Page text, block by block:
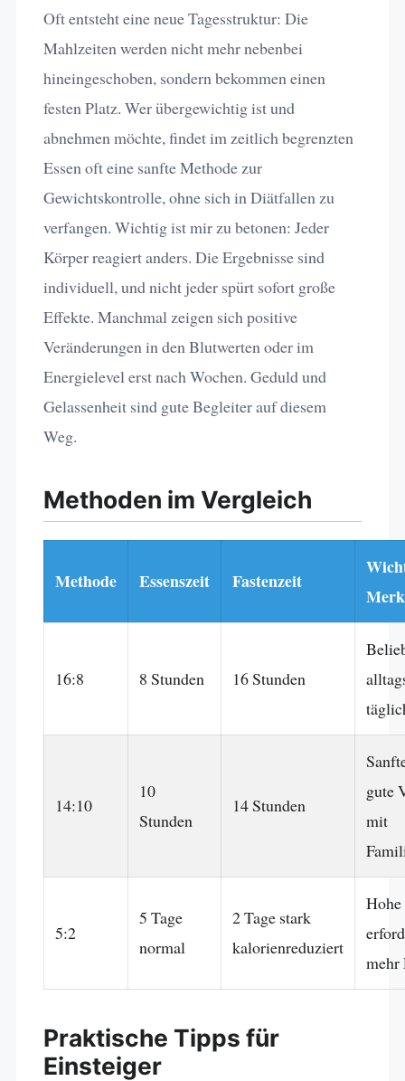
Oft entsteht eine neue Tagesstruktur: Die
Mahlzeiten werden nicht mehr nebenbei
hineingeschoben, sondern bekommen einen
festen Platz. Wer übergewichtig ist und
abnehmen möchte, findet im zeitlich begrenzten
Essen oft eine sanfte Methode zur
Gewichtskontrolle, ohne sich in Diätfallen zu
verfangen. Wichtig ist mir zu betonen: Jeder
Körper reagiert anders. Die Ergebnisse sind
individuell, und nicht jeder spürt sofort große
Effekte. Manchmal zeigen sich positive
Veränderungen in den Blutwerten oder im
Energielevel erst nach Wochen. Geduld und
Gelassenheit sind gute Begleiter auf diesem
Weg.
Methoden im Vergleich
Methode Essenszeit Fastenzeit
16:8 8 Stunden 16 Stunden
14:10
10
Stunden
14 Stunden
gute
mit
5:2
5 Tage
normal
2 Tage stark
kalorienreduziert
mehr
Praktische Tipps für
Einsteiger